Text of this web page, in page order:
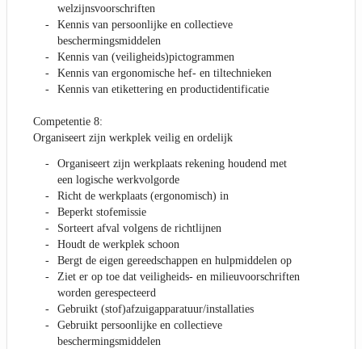
welzijnsvoorschriften
Kennis van persoonlijke en collectieve
beschermingsmiddelen
Kennis van (veiligheids)pictogrammen
Kennis van ergonomische hef- en tiltechnieken
Kennis van etikettering en productidentificatie
Competentie 8:
Organiseert zijn werkplek veilig en ordelijk
Organiseert zijn werkplaats rekening houdend met
een logische werkvolgorde
Richt de werkplaats (ergonomisch) in
Beperkt stofemissie
Sorteert afval volgens de richtlijnen
Houdt de werkplek schoon
Bergt de eigen gereedschappen en hulpmiddelen op
Ziet er op toe dat veiligheids- en milieuvoorschriften
worden gerespecteerd
Gebruikt (stof)afzuigapparatuur/installaties
Gebruikt persoonlijke en collectieve
beschermingsmiddelen